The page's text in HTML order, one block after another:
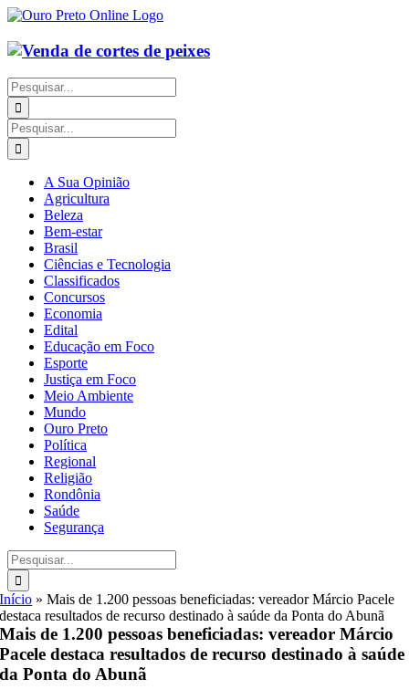
Ir
o
conteúdo
Buscar
resultados
para:
Buscar
resultados
para:
A Sua Opinião
Agricultura
Beleza
Bem-estar
Brasil
Ciências e Tecnologia
Classificados
Concursos
Economia
Edital
Educação em Foco
Esporte
Justiça em Foco
Meio Ambiente
Mundo
Ouro Preto
Política
Regional
Religião
Rondônia
Saúde
Segurança
Buscar
resultados
para:
Início »Mais de 1.200 pessoas beneficiadas: vereador Márcio Pacele
destaca resultados de recurso destinado à saúde da Ponta do Abunã
Mais de 1.200 pessoas beneficiadas: vereador Márcio
Pacele destaca resultados de recurso destinado à saúde
da Ponta do Abunã